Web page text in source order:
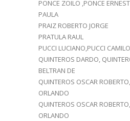
PONCE ZOILO ,PONCE
PAULA
PRAIZ ROBERTO JORGE
PRATULA RAUL
PUCCI LUCIANO,PUCCI CAMILO
QUINTEROS DARDO,
BELTRAN DE
QUINTEROS OSCAR
ORLANDO
QUINTEROS OSCAR
ORLANDO